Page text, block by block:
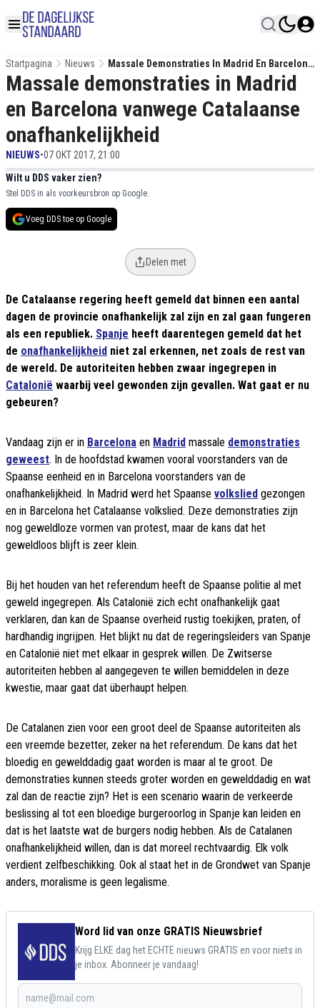
Startpagina Nieuws
Massale Demonstraties In Madrid En Barcelona
Vanwege Catalaanse Onafhankelijkheid
Massale demonstraties in Madrid
en Barcelona vanwege Catalaanse
onafhankelijkheid
NIEUWS•07 OKT 2017, 21:00
Wilt u DDS vaker zien?
Stel DDS in als voorkeursbron op Google.
Voeg DDS toe op Google
Delen met
De Catalaanse regering heeft gemeld dat binnen een aantal
dagen de provincie onafhankelijk zal zijn en zal gaan fungeren
als een republiek. Spanje heeft daarentegen gemeld dat het
de onafhankelijkheid niet zal erkennen, net zoals de rest van
de wereld. De autoriteiten hebben zwaar ingegrepen in
Catalonië waarbij veel gewonden zijn gevallen. Wat gaat er nu
gebeuren?
Vandaag zijn er in Barcelona en Madrid massale demonstraties
geweest. In de hoofdstad kwamen vooral voorstanders van de
Spaanse eenheid en in Barcelona voorstanders van de
onafhankelijkheid. In Madrid werd het Spaanse volkslied gezongen
en in Barcelona het Catalaanse volkslied. Deze demonstraties zijn
nog geweldloze vormen van protest, maar de kans dat het
geweldloos blijft is zeer klein.
Bij het houden van het referendum heeft de Spaanse politie al met
geweld ingegrepen. Als Catalonië zich echt onafhankelijk gaat
verklaren, dan kan de Spaanse overheid rustig toekijken, praten, of
hardhandig ingrijpen. Het blijkt nu dat de regeringsleiders van Spanje
en Catalonië niet met elkaar in gesprek willen. De Zwitserse
autoriteiten hebben al aangegeven te willen bemiddelen in deze
kwestie, maar gaat dat überhaupt helpen.
De Catalanen zien voor een groot deel de Spaanse autoriteiten als
een vreemde bezetter, zeker na het referendum. De kans dat het
bloedig en gewelddadig gaat worden is maar al te groot. De
demonstraties kunnen steeds groter worden en gewelddadig en wat
zal dan de reactie zijn? Het is een scenario waarin de verkeerde
beslissing al tot een bloedige burgeroorlog in Spanje kan leiden en
dat is het laatste wat de burgers nodig hebben. Als de Catalanen
onafhankelijkheid willen, dan is dat moreel rechtvaardig. Elk volk
verdient zelfbeschikking. Ook al staat het in de Grondwet van Spanje
anders, moralisme is geen legalisme.
Word lid van onze GRATIS Nieuwsbrief
Krijg ELKE dag het ECHTE nieuws GRATIS en voor niets in
je inbox. Abonneer je vandaag!